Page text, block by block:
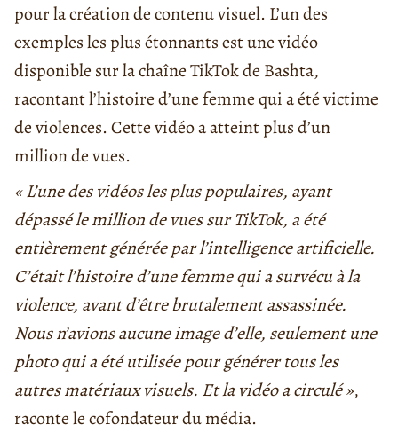
pour la création de contenu visuel. L’un des
exemples les plus étonnants est une vidéo
disponible sur la chaîne TikTok de Bashta,
racontant l’histoire d’une femme qui a été victime
de violences. Cette vidéo a atteint plus d’un
million de vues.
« L’une des vidéos les plus populaires, ayant
dépassé le million de vues sur TikTok, a été
entièrement générée par l’intelligence artificielle.
C’était l’histoire d’une femme qui a survécu à la
violence, avant d’être brutalement assassinée.
Nous n’avions aucune image d’elle, seulement une
photo qui a été utilisée pour générer tous les
autres matériaux visuels. Et la vidéo a circulé »,
raconte le cofondateur du média.